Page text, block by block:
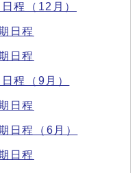
程（12月）
日程
日程
程（9月）
日程
日程（6月）
日程